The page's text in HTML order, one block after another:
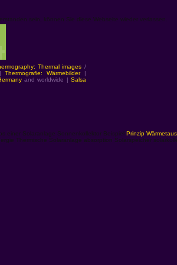
sein, können Sie diese Webseite wieder verlassen.
Thermal images /
Thermografie: Wärmebilder|
and worldwide | Salsa
einer Solaranlage Sonnenkollektor Beispiel Prinzip
Thermische Solaranlage absorption Solarspeicher